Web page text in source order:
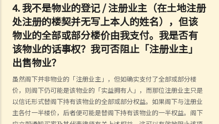
4. 我不是物业的登记 / 注册业主（在土地注册
处注册的楼契并无写上本人的姓名），但该
物业的全部或部分楼价由我支付。我是否有
该物业的话事权？我可否阻止「注册业主」
出售物业？
虽然阁下并非物业的「注册业主」，但如确实支付了全部或部分楼
价，则阁下仍可能是该物业的「实益拥有人」，而那位注册业主只是
以信讬形式替阁下持有该物业的全部或部分权益。如果阁下与注册业
主各付一半楼价，后者便可能是替阁下持有该物业的一半权益。阁下